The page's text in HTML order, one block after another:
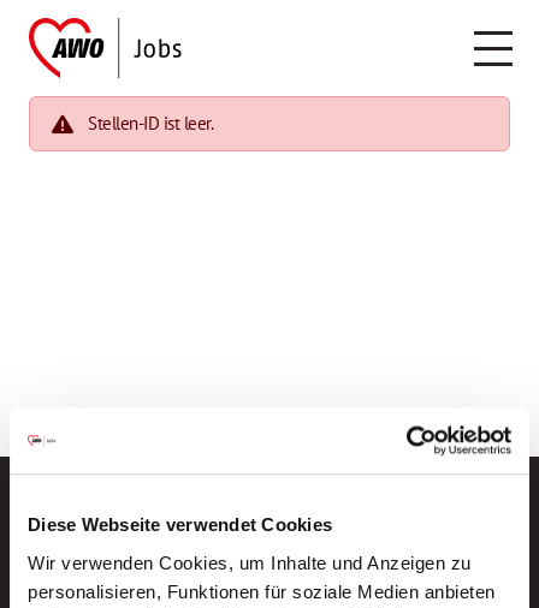
Diese Webseite verwendet Cookies
Wir verwenden Cookies, um Inhalte und Anzeigen zu
personalisieren, Funktionen für soziale Medien anbieten
Stellen-ID ist leer.
Neue Stellen per E-Mail.